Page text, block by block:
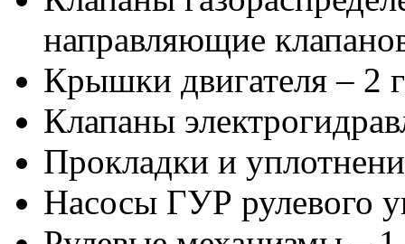
направляющие
Крышки двигателя – 2
Клапаны
Прокладки и
Насосы ГУР рулевого